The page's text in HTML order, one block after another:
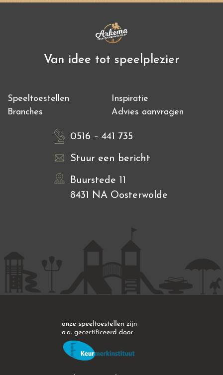
Van idee tot speelplezier
Speeltoestellen
Inspiratie
Branches
Advies aanvragen
0516 – 441 735
Stuur een bericht
Buurstede 11
8431 NA Oosterwolde